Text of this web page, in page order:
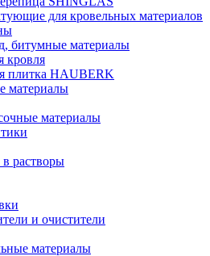
для кровельных материалов
битумные материалы
кровля
плитка HAUBERK
материалы
материалы
растворы
и очистители
материалы